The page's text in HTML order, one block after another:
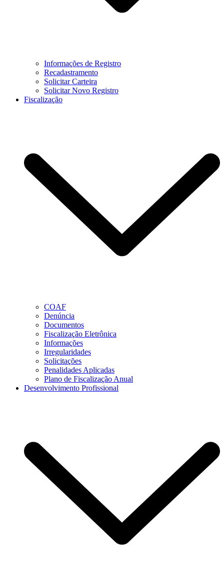
Informações de Registro
Recadastramento
Solicitar Carteira
Solicitar Novo Registro
Fiscalização
COAF
Denúncia
Documentos
Fiscalização Eletrônica
Informações
Irregularidades
Solicitações
Penalidades Aplicadas
Plano de Fiscalização Anual
Desenvolvimento Profissional